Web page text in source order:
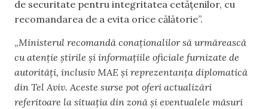
de securitate pentru integritatea cetățenilor, cu
recomandarea de a evita orice călătorie”.
„Ministerul recomandă conaționalilor să urmărească
cu atenție știrile și informațiile oficiale furnizate de
autorități, inclusiv MAE și reprezentanța diplomatică
din Tel Aviv. Aceste surse pot oferi actualizări
referitoare la situația din zonă și eventualele măsuri